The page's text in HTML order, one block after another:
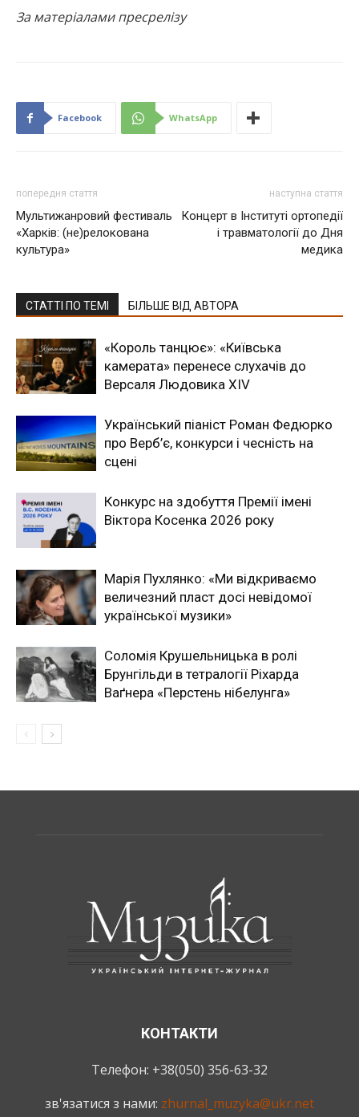
За матеріалами пресрелізу
Facebook WhatsApp
попередня стаття
Мультижанровий фестиваль
«Харків: (не)релокована
культура»
наступна стаття
Концерт в Інституті ортопедії
і травматології до Дня
медика
СТАТТІ ПО ТЕМІ БІЛЬШЕ ВІД АВТОРА
«Король танцює»: «Київська
камерата» перенесе слухачів до
Версаля Людовика XIV
Український піаніст Роман Федюрко
про Верб’є, конкурси і чесність на
сцені
Конкурс на здобуття Премії імені
Віктора Косенка 2026 року
Марія Пухлянко: «Ми відкриваємо
величезний пласт досі невідомої
української музики»
Соломія Крушельницька в ролі
Брунгільди в тетралогії Ріхарда
Ваґнера «Перстень нібелунга»
КОНТАКТИ
Телефон: +38(050) 356-63-32
зв'язатися з нами: zhurnal_muzyka@ukr.net